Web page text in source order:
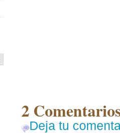
2
Deja tu